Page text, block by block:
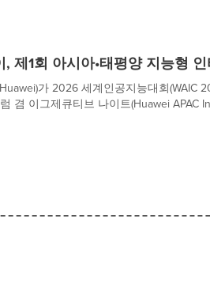
, 제1회 아시아•태평양 지능형
가 2026 세계인공지능대회(WAIC
겸 이그제큐티브 나이트(Huawei APAC